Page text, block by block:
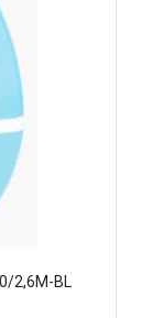
2,6M-BL